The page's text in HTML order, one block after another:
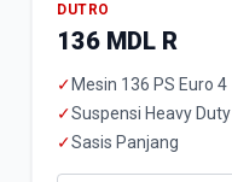
DUTRO
136 MDL R
✓ Mesin 136 PS Euro 4
✓Suspensi Heavy Duty
✓Sasis Panjang